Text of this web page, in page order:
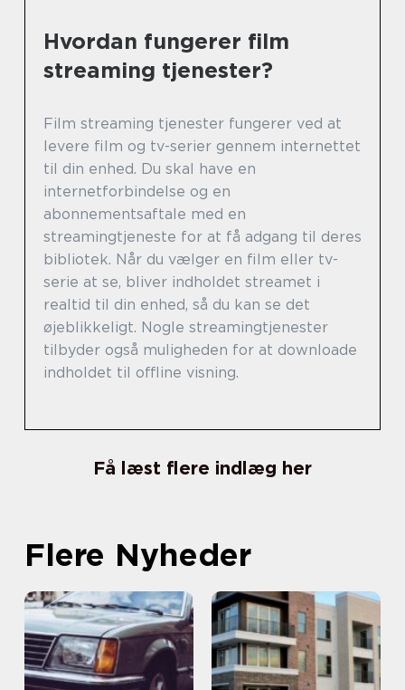
Hvordan fungerer film
streaming tjenester?
Film streaming tjenester fungerer ved at
levere film og tv-serier gennem internettet
til din enhed. Du skal have en
internetforbindelse og en
abonnementsaftale med en
streamingtjeneste for at få adgang til deres
bibliotek. Når du vælger en film eller tv-
serie at se, bliver indholdet streamet i
realtid til din enhed, så du kan se det
øjeblikkeligt. Nogle streamingtjenester
tilbyder også muligheden for at downloade
indholdet til offline visning.
Få læst flere indlæg her
Flere Nyheder